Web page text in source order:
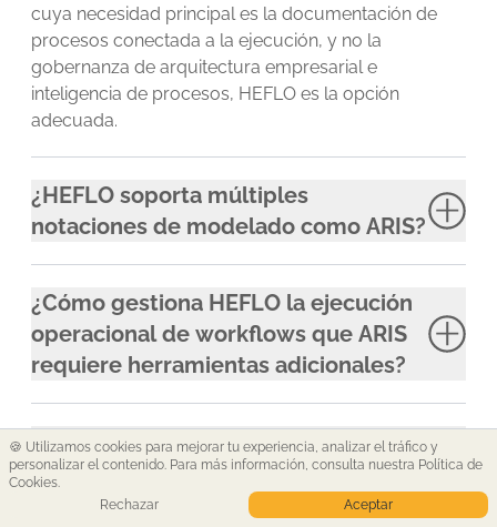
cuya necesidad principal es la documentación de
procesos conectada a la ejecución, y no la
gobernanza de arquitectura empresarial e
inteligencia de procesos, HEFLO es la opción
adecuada.
¿HEFLO soporta múltiples
notaciones de modelado como ARIS?
¿Cómo gestiona HEFLO la ejecución
operacional de workflows que ARIS
requiere herramientas adicionales?
¿Es HEFLO adecuado para grandes
empresas, o solo para
organizaciones más pequeñas?
🍪 Utilizamos cookies para mejorar tu experiencia, analizar el tráfico y
personalizar el contenido. Para más información, consulta nuestra Política de
Cookies.
Rechazar
Aceptar